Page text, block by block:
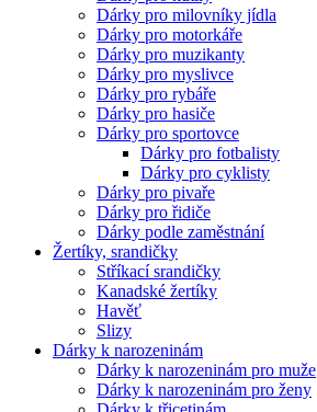
Dárky pro milovníky jídla
Dárky pro motorkáře
Dárky pro muzikanty
Dárky pro myslivce
Dárky pro rybáře
Dárky pro hasiče
Dárky pro sportovce
Dárky pro fotbalisty
Dárky pro cyklisty
Dárky pro pivaře
Dárky pro řidiče
Dárky podle zaměstnání
Žertíky, srandičky
Stříkací srandičky
Kanadské žertíky
Havěť
Slizy
Dárky k narozeninám
Dárky k narozeninám pro muže
Dárky k narozeninám pro ženy